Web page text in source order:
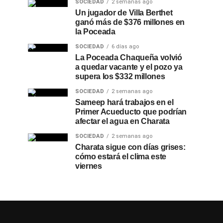
SOCIEDAD 2 semanas ago
Un jugador de Villa Berthet
ganó más de $376 millones en
la Poceada
SOCIEDAD 6 días ago
La Poceada Chaqueña volvió
a quedar vacante y el pozo ya
supera los $332 millones
SOCIEDAD 2 semanas ago
Sameep hará trabajos en el
Primer Acueducto que podrían
afectar el agua en Charata
SOCIEDAD 2 semanas ago
Charata sigue con días grises:
cómo estará el clima este
viernes